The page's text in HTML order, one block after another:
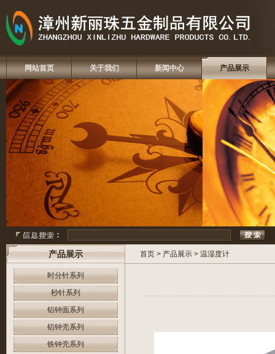
网站首页 关于我们 新闻中心 产品展示
产品展示
时分针系列
秒针系列
铝钟面系列
铝钟壳系列
铁钟壳系列
首页 > 产品展示 > 温湿度计